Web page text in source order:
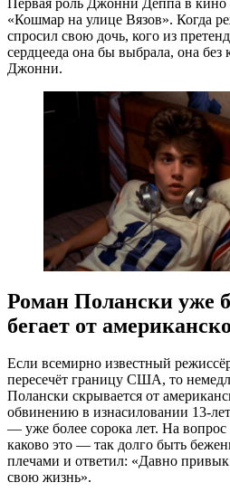
Первая роль Джонни Деппа в
«Кошмар на улице Вязов». Когда
спросил свою дочь, кого из
сердцееда она бы выбрала, она без
Джонни.
Роман Полански уже
бегает от
Если всемирно известный
пересечёт границу США, то
Полански скрывается от
обвинению в изнасиловании 13-
— уже более сорока лет. На вопрос
каково это — так долго быть
плечами и ответил: «Давно
свою жизнь».